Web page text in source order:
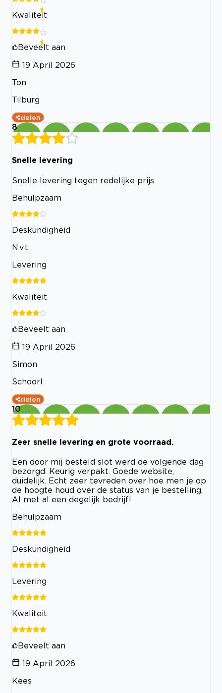
Kwaliteit
Beveelt aan
19 April 2026
Ton
Tilburg
delen
8
Snelle levering
Snelle levering tegen redelijke prijs
Behulpzaam
Deskundigheid
N.v.t.
Levering
Kwaliteit
Beveelt aan
19 April 2026
Simon
Schoorl
delen
10
Zeer snelle levering en grote voorraad.
Een door mij besteld slot werd de volgende dag
bezorgd. Keurig verpakt. Goede website,
duidelijk. Echt zeer tevreden over hoe men je op
de hoogte houd over de status van je bestelling.
Al met al een degelijk bedrijf!
Behulpzaam
Deskundigheid
Levering
Kwaliteit
Beveelt aan
19 April 2026
Kees